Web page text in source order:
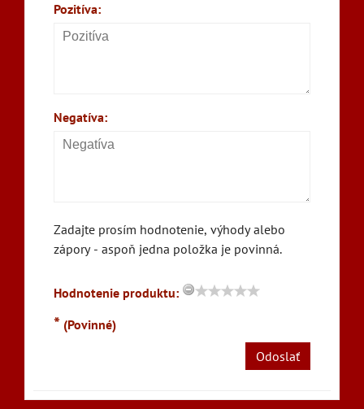
Pozitíva:
Negatíva:
Zadajte prosím hodnotenie, výhody alebo
zápory - aspoň jedna položka je povinná.
Hodnotenie produktu:
* (Povinné)
Odoslať